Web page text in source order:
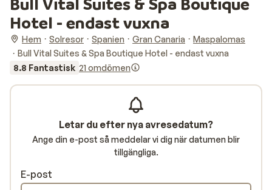
Hotel - endast vuxna
Hem Solresor Spanien Gran Canaria
Maspalomas
Bull Vital Suites & Spa Boutique Hotel - endast vuxna
8.8 Fantastisk 21 omdömen
Letar du efter nya avresedatum?
Ange din e-post så meddelar vi dig när datumen blir
tillgängliga.
E-post